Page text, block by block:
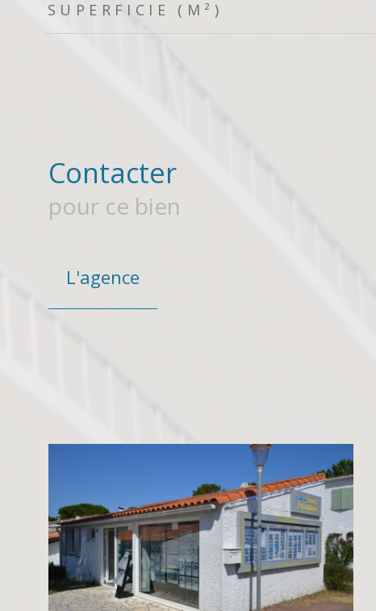
SUPERFICIE (M²)
Contacter
pour ce bien
L'agence